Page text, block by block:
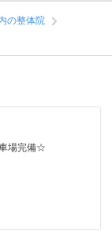
の整体院
場完備☆